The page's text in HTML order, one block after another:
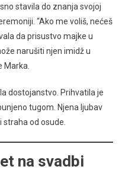
stavila do znanja svojoj
“Ako me voliš, nećeš
da prisustvo majke u
narušiti njen imidž u
dostojanstvo. Prihvatila je
tugom. Njena ljubav
od osude.
na svadbi